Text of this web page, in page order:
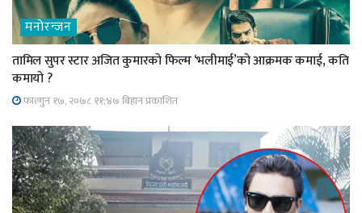
मनोरन्जन
तामिल सुपर स्टार अजित कुमारको फिल्म ‘भलीमाई’को आक्रमक कमाई, कति
कमायो ?
फाल्गुन १७, २०७८ ११;४७ बिहान प्रकाशित